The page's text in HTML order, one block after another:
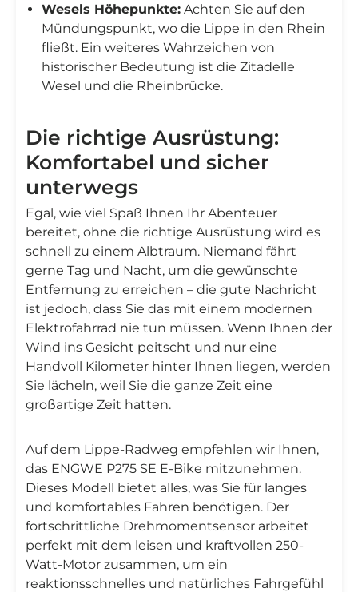
Wesels Höhepunkte: Achten Sie auf den
Mündungspunkt, wo die Lippe in den Rhein
fließt. Ein weiteres Wahrzeichen von
historischer Bedeutung ist die Zitadelle
Wesel und die Rheinbrücke.
Die richtige Ausrüstung:
Komfortabel und sicher
unterwegs
Egal, wie viel Spaß Ihnen Ihr Abenteuer
bereitet, ohne die richtige Ausrüstung wird es
schnell zu einem Albtraum. Niemand fährt
gerne Tag und Nacht, um die gewünschte
Entfernung zu erreichen – die gute Nachricht
ist jedoch, dass Sie das mit einem modernen
Elektrofahrrad nie tun müssen. Wenn Ihnen der
Wind ins Gesicht peitscht und nur eine
Handvoll Kilometer hinter Ihnen liegen, werden
Sie lächeln, weil Sie die ganze Zeit eine
großartige Zeit hatten.
Auf dem Lippe-Radweg empfehlen wir Ihnen,
das ENGWE P275 SE E-Bike mitzunehmen.
Dieses Modell bietet alles, was Sie für langes
und komfortables Fahren benötigen. Der
fortschrittliche Drehmomentsensor arbeitet
perfekt mit dem leisen und kraftvollen 250-
Watt-Motor zusammen, um ein
reaktionsschnelles und natürliches Fahrgefühl